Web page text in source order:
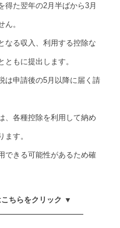
得た翌年の2月半ばから3月
。
なる収入、利用する控除な
もに提出します。
は申請後の5月以降に届く請
、各種控除を利用して納め
す。
できる可能性があるため確
ちらをクリック ▼